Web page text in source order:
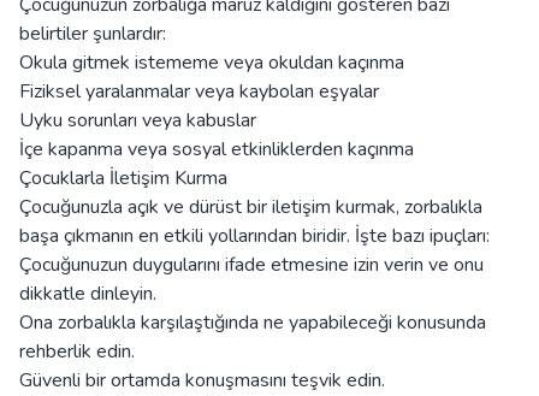
belirtiler şunlardır:
Okula gitmek istememe veya okuldan kaçınma
Fiziksel yaralanmalar veya kaybolan eşyalar
Uyku sorunları veya kabuslar
İçe kapanma veya sosyal etkinliklerden kaçınma
Çocuklarla İletişim Kurma
Çocuğunuzla açık ve dürüst bir iletişim kurmak, zorbalıkla
başa çıkmanın en etkili yollarından biridir. İşte bazı ipuçları:
Çocuğunuzun duygularını ifade etmesine izin verin ve onu
dikkatle dinleyin.
Ona zorbalıkla karşılaştığında ne yapabileceği konusunda
rehberlik edin.
Güvenli bir ortamda konuşmasını teşvik edin.